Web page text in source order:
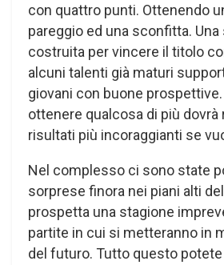
con quattro punti. Ottenendo
pareggio ed una sconfitta. Una
costruita per vincere il titolo
alcuni talenti già maturi
giovani con buone
ottenere qualcosa di più dovrà
risultati più incoraggianti se
Nel complesso ci sono state
sorprese finora nei piani alti
prospetta una stagione
partite in cui si metteranno in
del futuro. Tutto questo